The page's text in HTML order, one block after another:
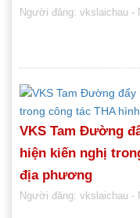
Người đăng: vkslaichau -
VKS Tam Đường
hiện kiến nghị
địa phương
Người đăng: vkslaichau -